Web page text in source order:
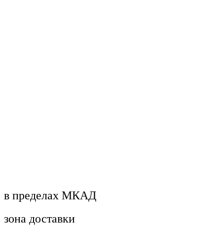
в пределах МКАД
зона доставки